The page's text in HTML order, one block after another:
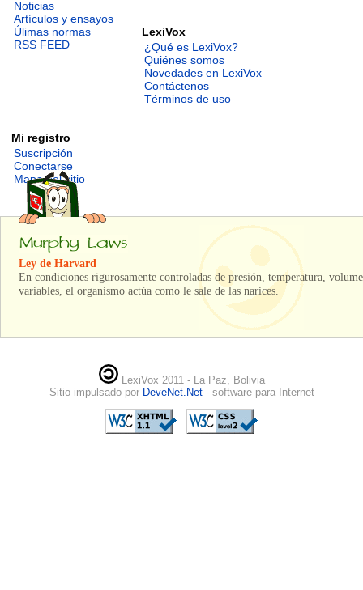
Noticias
Artículos y ensayos
Úlimas normas
RSS FEED
LexiVox
¿Qué es LexiVox?
Quiénes somos
Novedades en LexiVox
Contáctenos
Términos de uso
Mi registro
Suscripción
Conectarse
Mapa del sitio
Ley de Harvard
En condiciones rigurosamente controladas de presión, temperatura,
variables, el organismo actúa como le sale de las narices.
LexiVox 2011 - La Paz, Bolivia
Sitio impulsado por DeveNet.Net - software para Internet